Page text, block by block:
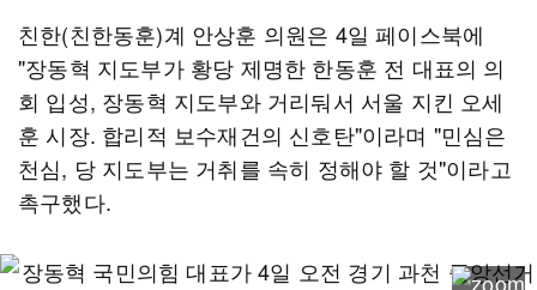
친한(친한동훈)계 안상훈 의원은 4일 페이스북에
"장동혁 지도부가 황당 제명한 한동훈 전 대표의 의
회 입성, 장동혁 지도부와 거리둬서 서울 지킨 오세
훈 시장. 합리적 보수재건의 신호탄"이라며 "민심은
천심, 당 지도부는 거취를 속히 정해야 할 것"이라고
촉구했다.